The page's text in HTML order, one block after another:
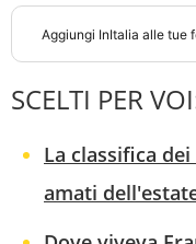
Aggiungi InItalia alle tue
SCELTI PER
La classifica
amati